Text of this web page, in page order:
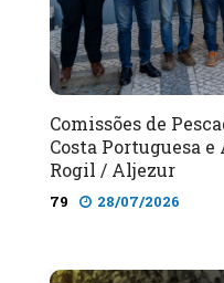
Comissões de
Costa Portuguesa
Rogil / Aljezur
79 28/07/2026